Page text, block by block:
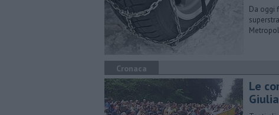
Da oggi
Cronaca
Le